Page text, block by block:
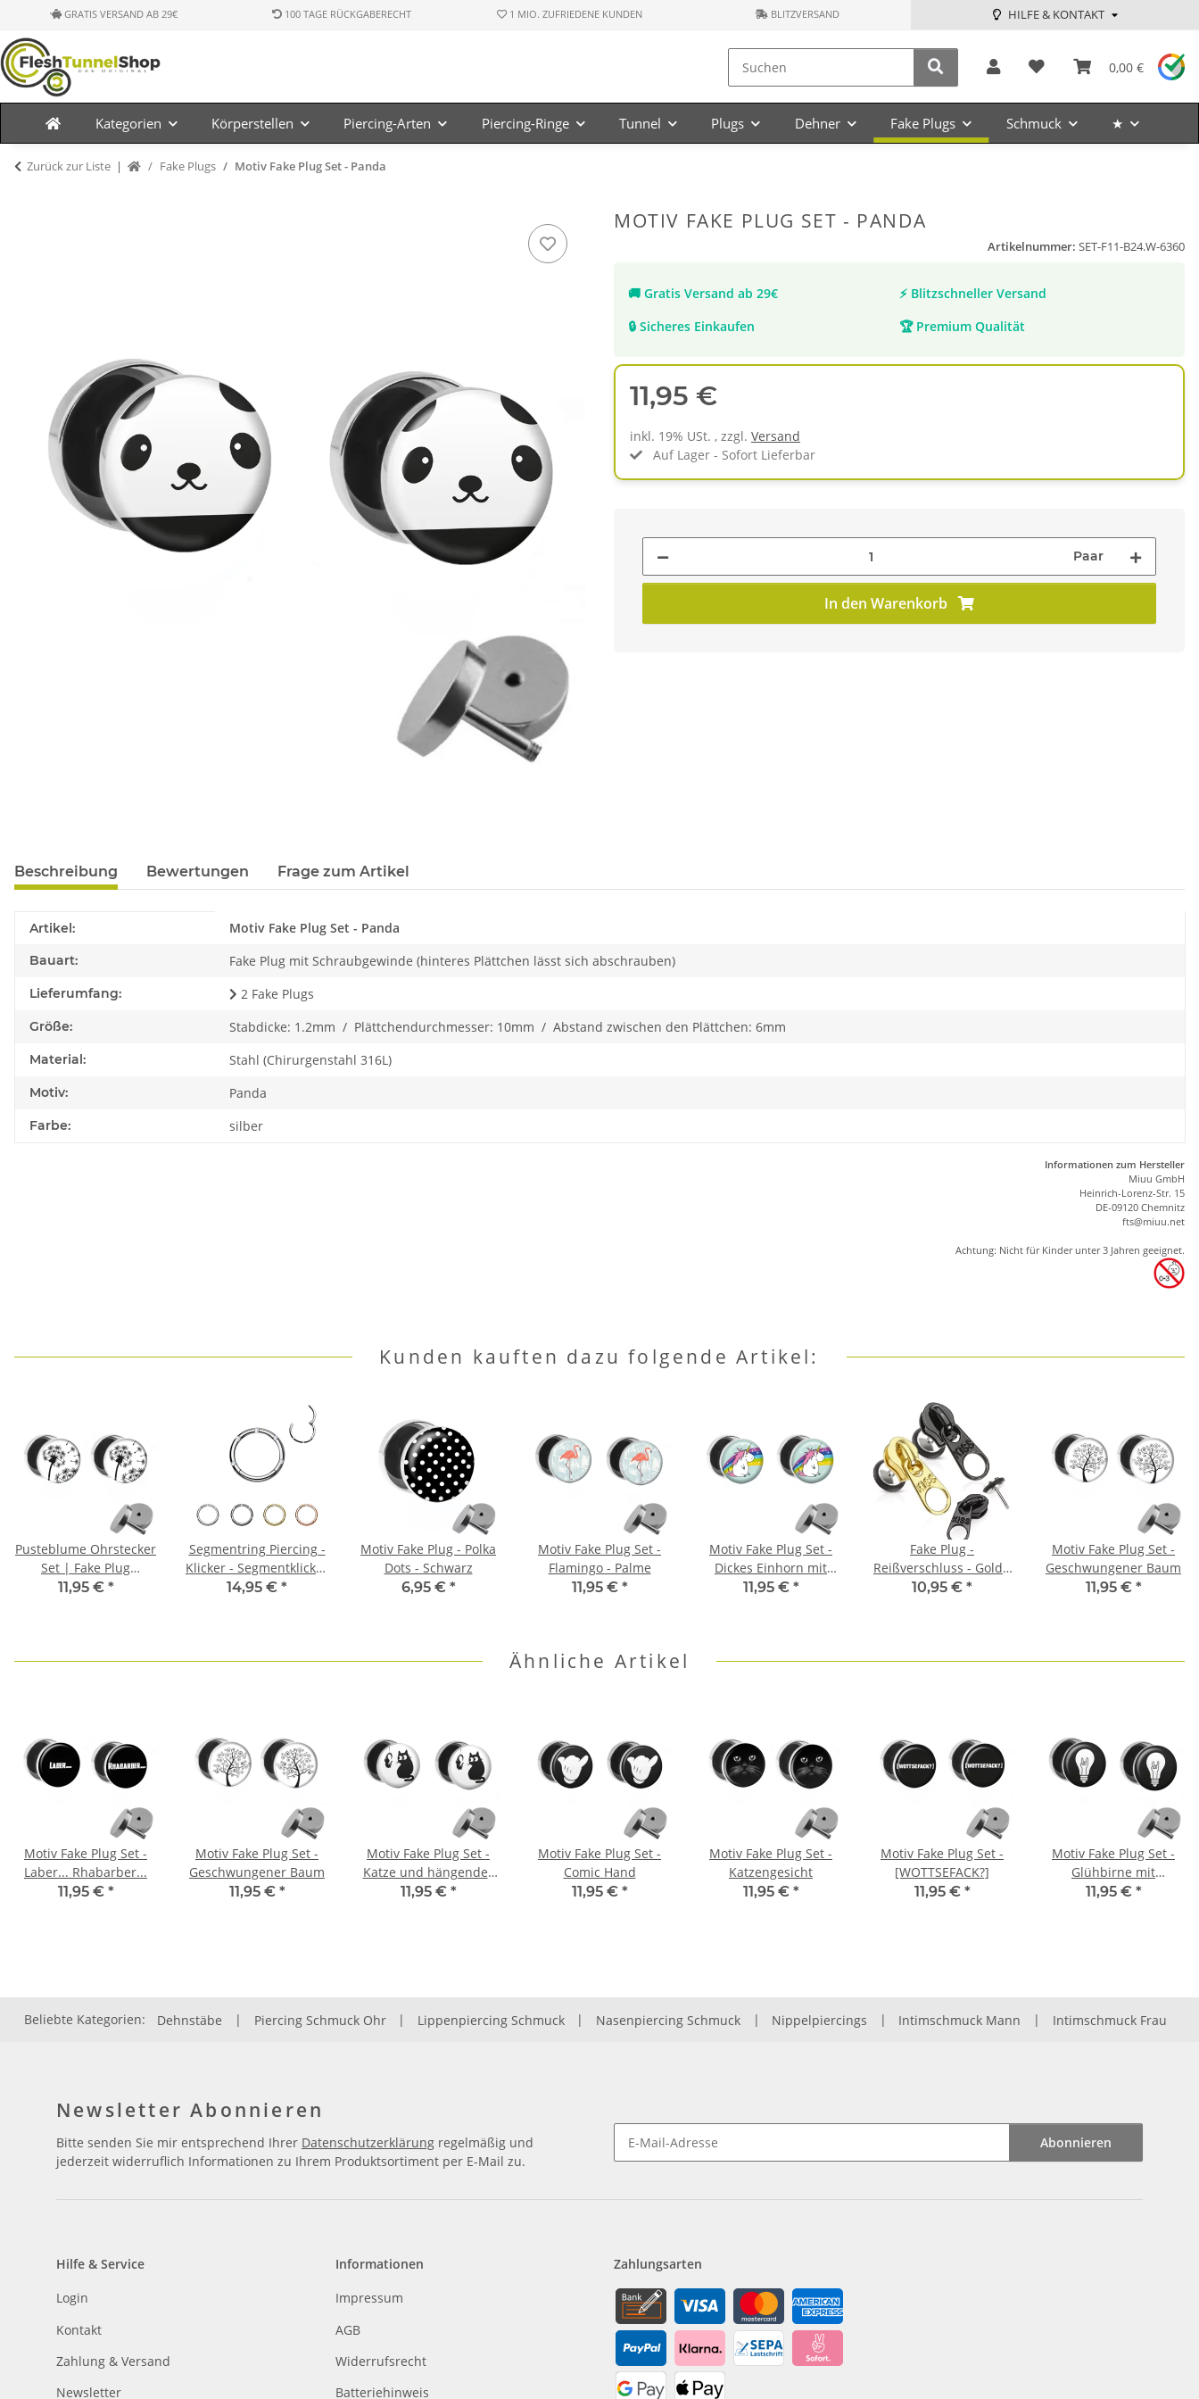
GRATIS VERSAND AB 29€ 100 TAGE RÜCKGABERECHT 1 MIO. ZUFRIEDENE KUNDEN BLITZVERSAND HILFE & KONTAKT
0,00 €
Kategorien Körperstellen Piercing-Arten Piercing-Ringe Tunnel Plugs Dehner Fake Plugs Schmuck ★
Zurück zur Liste Fake Plugs Motiv Fake Plug Set - Panda
MOTIV FAKE PLUG SET - PANDA
Artikelnummer: SET-F11-B24.W-6360
🚚 Gratis Versand ab 29€ ⚡ Blitzschneller Versand
🔒 Sicheres Einkaufen 🏆 Premium Qualität
11,95 €
inkl. 19% USt. , zzgl. Versand
Auf Lager - Sofort Lieferbar
Paar
In den Warenkorb
Beschreibung Bewertungen Frage zum Artikel
Produkteigenschaft
Wert
Artikel: Motiv Fake Plug Set - Panda
Bauart: Fake Plug mit Schraubgewinde (hinteres Plättchen lässt sich abschrauben)
Lieferumfang: 2 Fake Plugs
Größe: Stabdicke: 1.2mm / Plättchendurchmesser: 10mm / Abstand zwischen den Plättchen: 6mm
Material: Stahl (Chirurgenstahl 316L)
Motiv: Panda
Farbe: silber
Informationen zum Hersteller
Miuu GmbH
Heinrich-Lorenz-Str. 15
DE-09120 Chemnitz
fts@miuu.net
Achtung: Nicht für Kinder unter 3 Jahren geeignet.
Kunden kauften dazu folgende Artikel:
Pusteblume Ohrstecker
Set | Fake Plug
Ohrringe zum
11,95 € *
Segmentring Piercing -
Klicker - Segmentklicker
- Kristalle - 4 Farben
14,95 € *
Motiv Fake Plug - Polka
Dots - Schwarz
6,95 € *
Motiv Fake Plug Set -
Flamingo - Palme
11,95 € *
Motiv Fake Plug Set -
Dickes Einhorn mit
Regenbogen
11,95 € *
Fake Plug -
Reißverschluss - Gold -
Schwarz
10,95 € *
Motiv Fake Plug Set -
Geschwungener Baum
11,95 € *
Ähnliche Artikel
Motiv Fake Plug Set -
Laber... Rhabarber...
11,95 € *
Motiv Fake Plug Set -
Geschwungener Baum
11,95 € *
Motiv Fake Plug Set -
Katze und hängendes
Seepferdchen
11,95 € *
Motiv Fake Plug Set -
Comic Hand
11,95 € *
Motiv Fake Plug Set -
Katzengesicht
11,95 € *
Motiv Fake Plug Set -
[WOTTSEFACK?]
11,95 € *
Motiv Fake Plug Set -
Glühbirne mit
Rock'n'Roll Hand
11,95 € *
Beliebte Kategorien: Dehnstäbe | Piercing Schmuck Ohr | Lippenpiercing Schmuck | Nasenpiercing Schmuck | Nippelpiercings | Intimschmuck Mann | Intimschmuck Frau
Newsletter Abonnieren
Bitte senden Sie mir entsprechend Ihrer Datenschutzerklärung regelmäßig und
jederzeit widerruflich Informationen zu Ihrem Produktsortiment per E-Mail zu.
Abonnieren
Hilfe & Service
Login
Kontakt
Zahlung & Versand
Newsletter
Informationen
Impressum
AGB
Widerrufsrecht
Batteriehinweis
Zahlungsarten